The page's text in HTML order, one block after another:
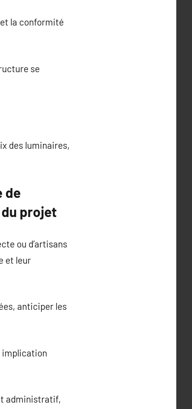
la conformité
se
des luminaires,
de
projet
ou d’artisans
et leur
anticiper les
implication
administratif,